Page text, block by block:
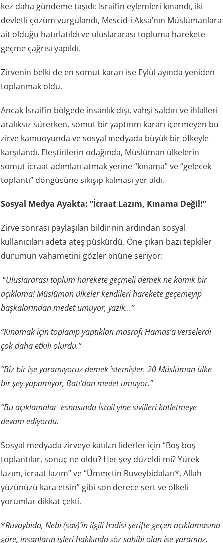
kez daha gündeme taşıdı: İsrail’in eylemleri kınandı, iki
devletli çözüm vurgulandı, Mescid-i Aksa’nın Müslümanlara
ait olduğu hatırlatıldı ve uluslararası topluma harekete
geçme çağrısı yapıldı.
Zirvenin belki de en somut kararı ise Eylül ayında yeniden
toplanmak oldu.
Ancak İsrail’in bölgede insanlık dışı, vahşi saldırı ve ihlalleri
aralıksız sürerken, somut bir yaptırım kararı içermeyen bu
zirve kamuoyunda ve sosyal medyada büyük bir öfkeyle
karşılandı. Eleştirilerin odağında, Müslüman ülkelerin
somut icraat adımları atmak yerine “kınama” ve “gelecek
toplantı” döngüsüne sıkışıp kalması yer aldı.
Sosyal Medya Ayakta: “İcraat Lazım, Kınama Değil!”
Zirve sonrası paylaşılan bildirinin ardından sosyal
kullanıcıları adeta ateş püskürdü. Öne çıkan bazı tepkiler
durumun vahametini gözler önüne seriyor:
“Uluslararası toplum harekete geçmeli demek ne komik bir
açıklama! Müslüman ülkeler kendileri harekete geçemeyip
başkalarından medet umuyor, yazık…”
“Kınamak için toplanıp yaptıkları masrafı Hamas’a verselerdi
çok daha etkili olurdu.”
“Biz bir işe yaramıyoruz demek istemişler. 20 Müslüman ülke
bir şey yapamıyor, Batı’dan medet umuyor.”
“Bu açıklamalar esnasındaİsrailyine sivilleri katletmeye
devam ediyordu.
Sosyal medyada zirveye katılan liderler için “Boş boş
toplantılar, sonuç ne oldu? Her şey düzeldi mi? Yürek
lazım, icraat lazım” ve “Ümmetin Ruveybidaları*, Allah
yüzünüzü kara etsin” gibi son derece sert ve öfkeli
yorumlar dikkat çekti.
*Ruvaybida, Nebi (sav)’in ilgili hadisi şerifte geçen açıklamasına
göre, insanların işleri hakkında söz sahibi olan işe yaramaz,